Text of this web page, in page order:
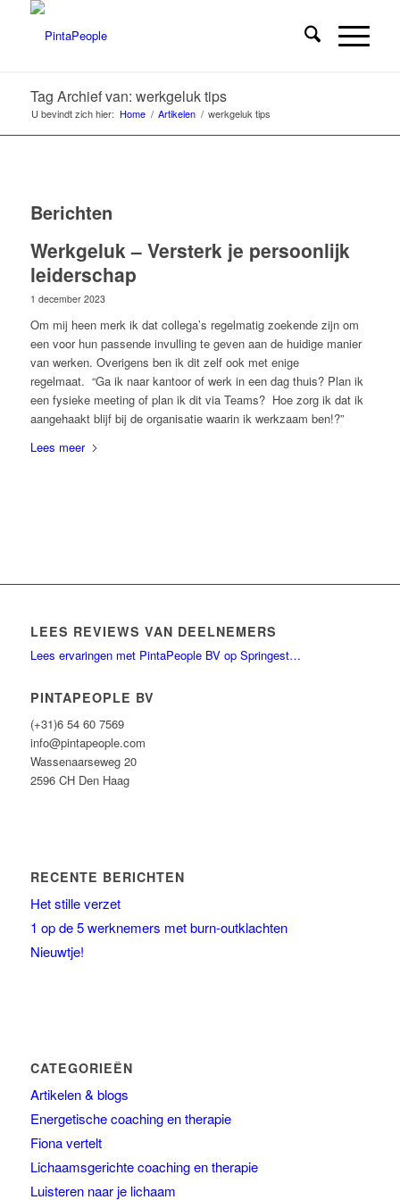
Tag Archief van: werkgeluk tips
U bevindt zich hier: Home / Artikelen / werkgeluk tips
Berichten
Werkgeluk – Versterk je persoonlijk
leiderschap
1 december 2023
Om mij heen merk ik dat collega’s regelmatig zoekende zijn om
een voor hun passende invulling te geven aan de huidige manier
van werken. Overigens ben ik dit zelf ook met enige
regelmaat. “Ga ik naar kantoor of werk in een dag thuis? Plan ik
een fysieke meeting of plan ik dit via Teams? Hoe zorg ik dat ik
aangehaakt blijf bij de organisatie waarin ik werkzaam ben!?”
Lees meer
LEES REVIEWS VAN DEELNEMERS
Lees ervaringen met PintaPeople BV op Springest…
PINTAPEOPLE BV
(+31)6 54 60 7569
info@pintapeople.com
Wassenaarseweg 20
2596 CH Den Haag
RECENTE BERICHTEN
Het stille verzet
1 op de 5 werknemers met burn-outklachten
Nieuwtje!
CATEGORIEËN
Artikelen & blogs
Energetische coaching en therapie
Fiona vertelt
Lichaamsgerichte coaching en therapie
Luisteren naar je lichaam